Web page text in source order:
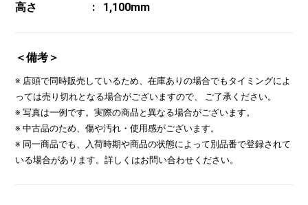
高さ
1,100mm
＜備考＞
※ 店頭で同時販売しているため、在庫ありの場合でもタイミングによ
っては売り切れとなる場合がございますので、 ご了承ください。
※ 写真は一例です。実際の商品と異なる場合がございます。
※ 中古品のため、傷や汚れ・使用感がございます。
※ 同一商品でも、入荷時期や商品の状態によって別品番で登録されて
いる場合があります。詳しくはお問い合わせください。